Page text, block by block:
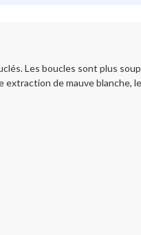
Les boucles sont plus
extraction de mauve blanche,